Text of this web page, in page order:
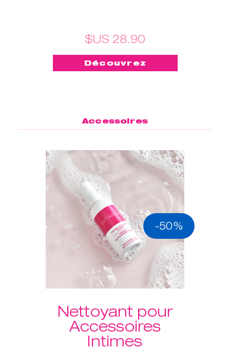
$US 28.90
Découvrez
Accessoires
-50%
Nettoyant pour
Accessoires
Intimes